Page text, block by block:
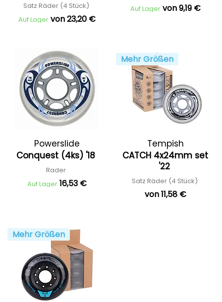
Satz Räder (4 Stück)
Auf Lager von 23,20 €
Auf Lager von 9,19 €
Powerslide
Conquest (4ks) '18
Rader
Auf Lager 16,53 €
Mehr Größen
Tempish
CATCH 4x24mm set
'22
Satz Räder (4 Stück)
von 11,58 €
Mehr Größen